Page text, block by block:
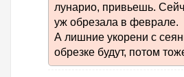
лунарио, привьешь.
уж обрезала в феврале.
А лишние укорени с
обрезке будут, потом